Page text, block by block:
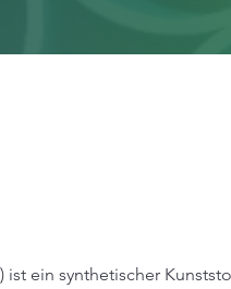
ist ein synthetischer